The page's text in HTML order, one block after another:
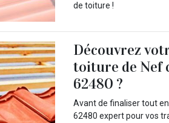
de toiture !
Découvrez
toiture de Nef
62480 ?
Avant de finaliser tout
62480 expert pour vos